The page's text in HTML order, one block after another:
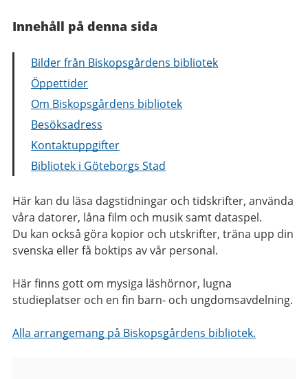
Innehåll på denna sida
Bilder från Biskopsgårdens bibliotek
Öppettider
Om Biskopsgårdens bibliotek
Besöksadress
Kontaktuppgifter
Bibliotek i Göteborgs Stad
Här kan du läsa dagstidningar och tidskrifter, använda
våra datorer, låna film och musik samt dataspel.
Du kan också göra kopior och utskrifter, träna upp din
svenska eller få boktips av vår personal.
Här finns gott om mysiga läshörnor, lugna
studieplatser och en fin barn- och ungdomsavdelning.
Alla arrangemang på Biskopsgårdens bibliotek.